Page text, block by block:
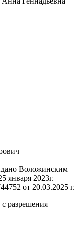
Воложинским
января 2023г.
от 20.03.2025 г.
с разрешения